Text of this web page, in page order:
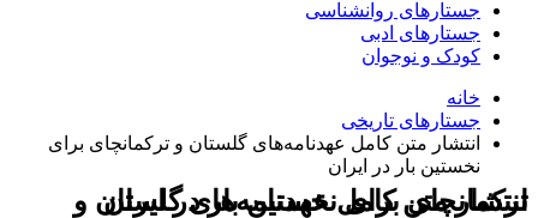
جستارهای روانشناسی
جستارهای ادبی
کودک و نوجوان
خانه
جستارهای تاریخی
انتشار متن کامل عهدنامه‌های گلستان و ترکمانچای برای
نخستین بار در ایران
انتشار متن کامل عهدنامه‌های گلستان و ترکمانچای برای نخستین بار در ایران